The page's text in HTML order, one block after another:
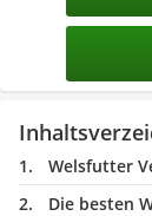
Welsfutter
Die besten